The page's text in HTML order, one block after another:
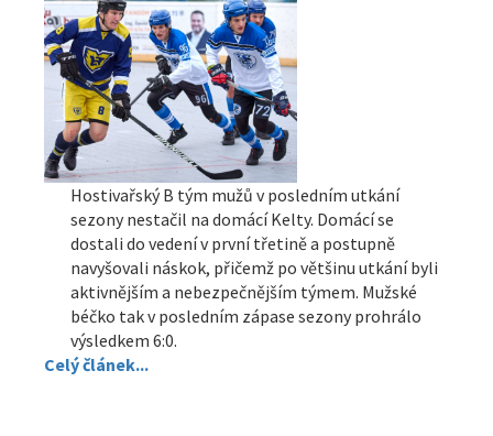
Hostivařský B tým mužů v posledním utkání
sezony nestačil na domácí Kelty. Domácí se
dostali do vedení v první třetině a postupně
navyšovali náskok, přičemž po většinu utkání byli
aktivnějším a nebezpečnějším týmem. Mužské
béčko tak v posledním zápase sezony prohrálo
výsledkem 6:0.
Celý článek...